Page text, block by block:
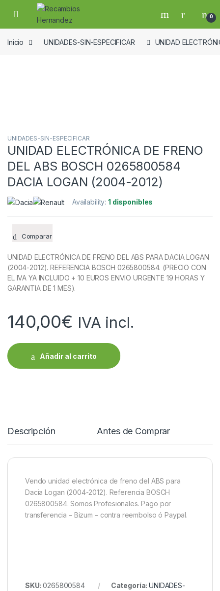
Skip to navigation
Skip to content
Open 0
Inicio UNIDADES-SIN-ESPECIFICAR UNIDAD
UNIDADES-SIN-ESPECIFICAR
UNIDAD ELECTRÓNICA DE FRENO
DEL ABS BOSCH 0265800584
DACIA LOGAN (2004-2012)
Availability:1 disponibles
Comparar
UNIDAD ELECTRÓNICA DE FRENO DEL ABS PARA DACIA LOGAN
(2004-2012). REFERENCIA BOSCH 0265800584. (PRECIO CON
EL IVA YA INCLUIDO + 10 EUROS ENVIO URGENTE 19 HORAS Y
GARANTIA DE 1 MES).
140,00€ IVA incl.
Añadir al carrito
Descripción Antes de Comprar
Vendo unidad electrónica de freno del ABS para
Dacia Logan (2004-2012). Referencia BOSCH
0265800584. Somos Profesionales. Pago por
transferencia – Bizum – contra reembolso ó Paypal.
SKU:0265800584 Categoría:UNIDADES-